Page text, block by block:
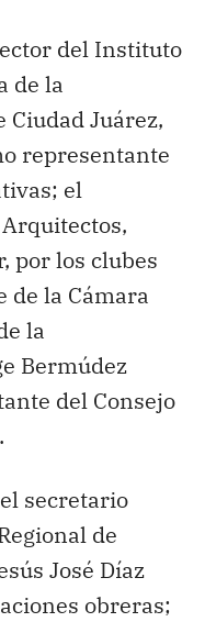
del Instituto
de la
Juárez,
representante
el
por los clubes
de la Cámara
la
Bermúdez
del Consejo
secretario
de
José Díaz
obreras;